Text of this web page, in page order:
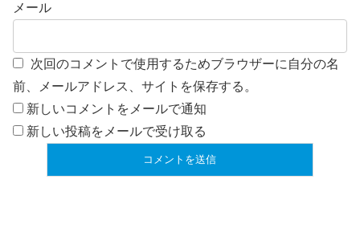
メール
次回のコメントで使用するためブラウザーに自分の名
前、メールアドレス、サイトを保存する。
新しいコメントをメールで通知
新しい投稿をメールで受け取る